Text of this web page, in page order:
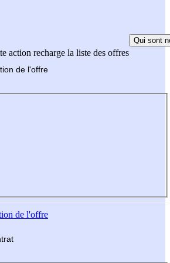
action recharge la liste des offres
Qui sont
de l'offre
de l'offre